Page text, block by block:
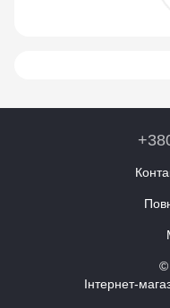
©
Інтернет-